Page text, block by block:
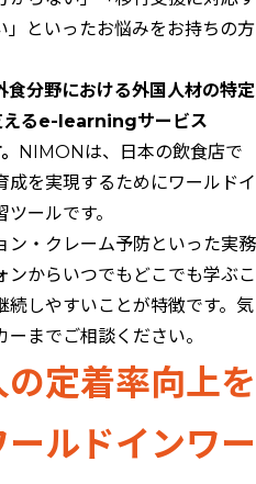
」といったお悩みをお持ちの方
食分野における外国人材の特定
えるe-learningサービス
NIMONは、日本の飲食店で
成を実現するためにワールドイ
ールです。
ン・クレーム予防といった実務
ンからいつでもどこでも学ぶこ
続しやすいことが特徴です。気
までご相談ください。
定着率向上を
ルドインワー